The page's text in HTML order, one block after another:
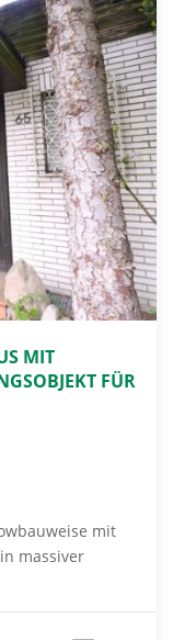
MIT
FÜR
mit
massiver